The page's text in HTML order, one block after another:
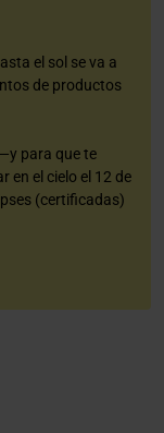
el sol se va a
de productos
para que te
en el cielo el 12 de
(certificadas)